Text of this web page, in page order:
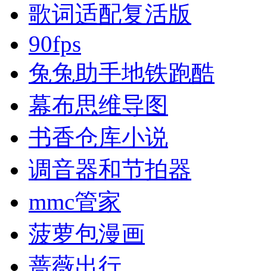
歌词适配复活版
90fps
兔兔助手地铁跑酷
幕布思维导图
书香仓库小说
调音器和节拍器
mmc管家
菠萝包漫画
蔷薇出行